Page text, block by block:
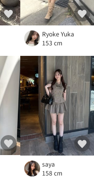
Ryoke Yuka
153 cm
saya
158 cm